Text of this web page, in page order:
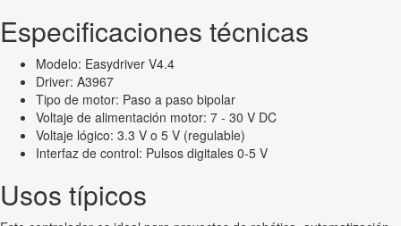
Especificaciones técnicas
Modelo: Easydriver V4.4
Driver: A3967
Tipo de motor: Paso a paso bipolar
Voltaje de alimentación motor: 7 - 30 V DC
Voltaje lógico: 3.3 V o 5 V (regulable)
Interfaz de control: Pulsos digitales 0-5 V
Usos típicos